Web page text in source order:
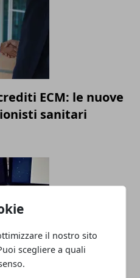
il nostro sito
scegliere a quali
ECM: le nuove
sanitari
e Mondo del